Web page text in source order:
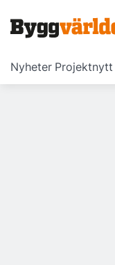
Nyheter Projektnytt